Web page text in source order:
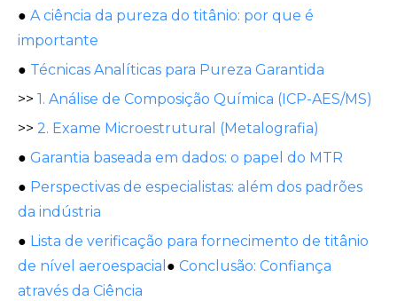
● A ciência da pureza do titânio: por que é
importante
● Técnicas Analíticas para Pureza Garantida
>> 1. Análise de Composição Química (ICP-AES/MS)
>> 2. Exame Microestrutural (Metalografia)
● Garantia baseada em dados: o papel do MTR
● Perspectivas de especialistas: além dos padrões
da indústria
● Lista de verificação para fornecimento de titânio
de nível aeroespacial ● Conclusão: Confiança
através da Ciência